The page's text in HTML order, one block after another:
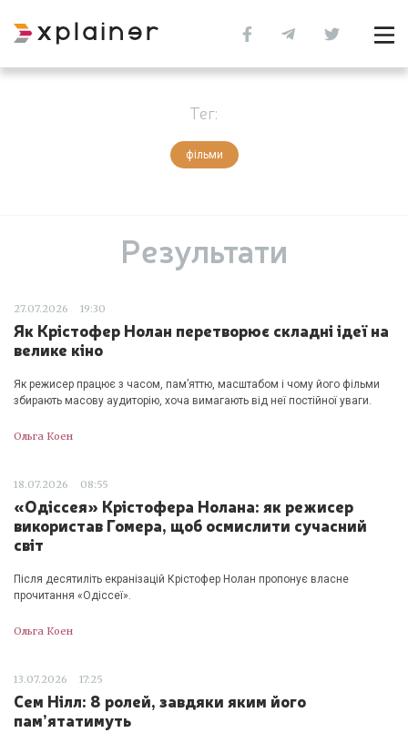
Тег:
фільми
Результати
27.07.2026 19:30
Як Крістофер Нолан перетворює складні ідеї на
велике кіно
Як режисер працює з часом, пам’яттю, масштабом і чому його фільми
збирають масову аудиторію, хоча вимагають від неї постійної уваги.
Ольга Коен
18.07.2026 08:55
«Одіссея» Крістофера Нолана: як режисер
використав Гомера, щоб осмислити сучасний
світ
Після десятиліть екранізацій Крістофер Нолан пропонує власне
прочитання «Одіссеї».
Ольга Коен
13.07.2026 17:25
Сем Нілл: 8 ролей, завдяки яким його
пам’ятатимуть